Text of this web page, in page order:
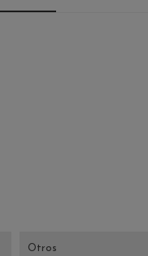
Otros